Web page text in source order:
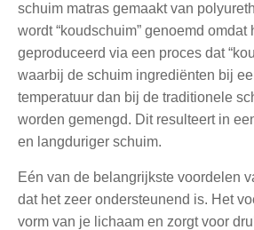
schuim matras gemaakt van
wordt “koudschuim” genoemd omdat
geproduceerd via een proces dat
waarbij de schuim ingrediënten bij
temperatuur dan bij de traditionele
worden gemengd. Dit resulteert in
en langduriger schuim.
Eén van de belangrijkste voordelen
dat het zeer ondersteunend is. Het
vorm van je lichaam en zorgt voor